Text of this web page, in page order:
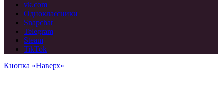
vk.com
Одноклассники
Snapchat
Telegram
Steam
TikTok
Кнопка «Наверх»